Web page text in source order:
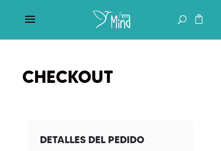
CHECKOUT
DETALLES DEL PEDIDO